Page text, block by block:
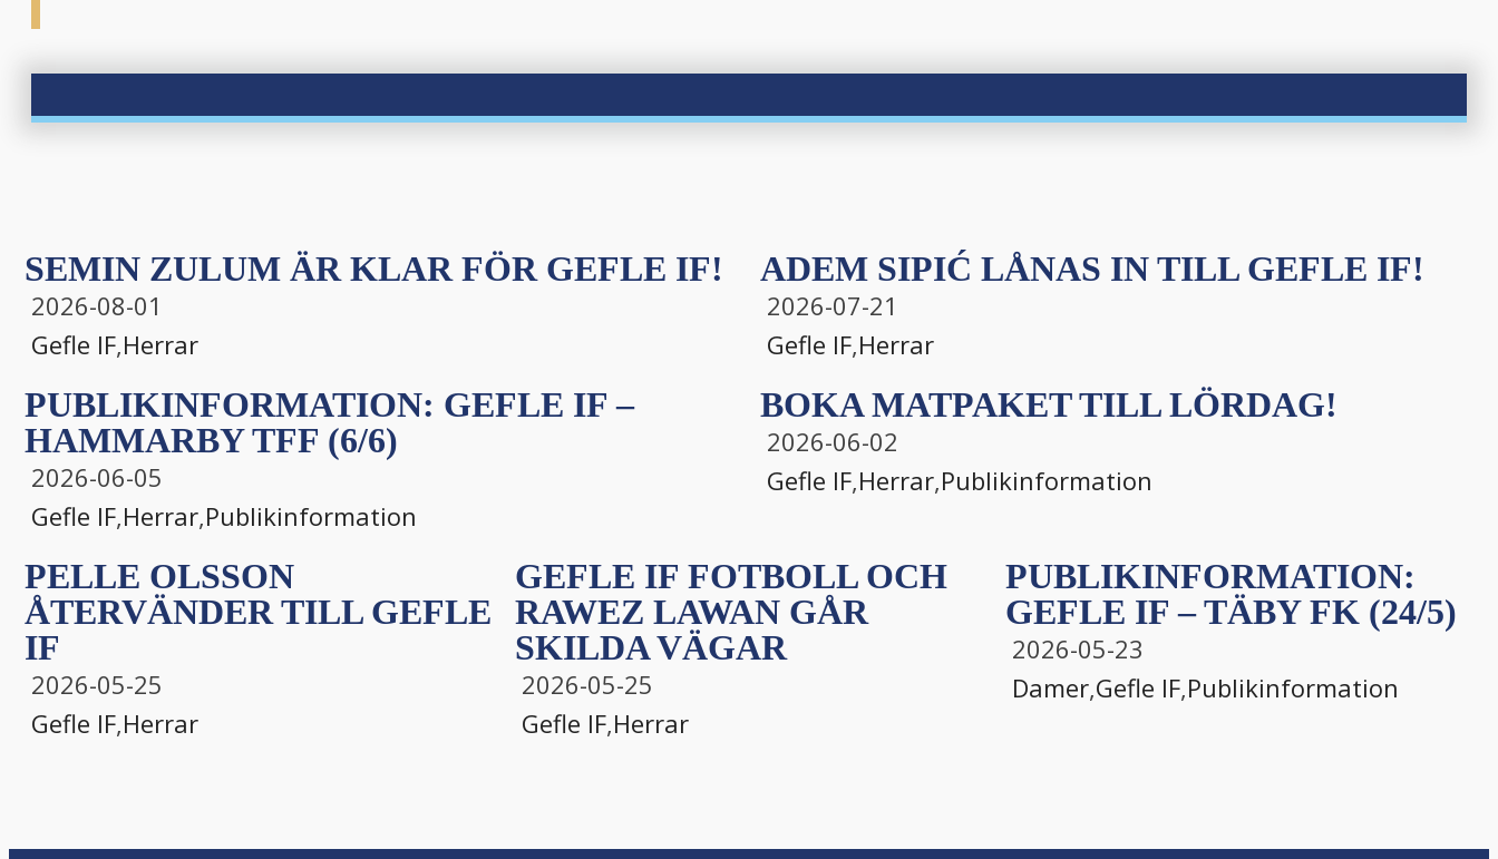
SEMIN ZULUM ÄR KLAR FÖR GEFLE IF!
2026-08-01
Gefle IF,Herrar
ADEM SIPIĆ LÅNAS IN TILL GEFLE IF!
2026-07-21
Gefle IF,Herrar
PUBLIKINFORMATION: GEFLE IF –
HAMMARBY TFF (6/6)
2026-06-05
Gefle IF,Herrar,Publikinformation
BOKA MATPAKET TILL LÖRDAG!
2026-06-02
Gefle IF,Herrar,Publikinformation
PELLE OLSSON
ÅTERVÄNDER TILL GEFLE
IF
2026-05-25
Gefle IF,Herrar
GEFLE IF FOTBOLL OCH
RAWEZ LAWAN GÅR
SKILDA VÄGAR
2026-05-25
Gefle IF,Herrar
PUBLIKINFORMATION:
GEFLE IF – TÄBY FK (24/5)
2026-05-23
Damer,Gefle IF,Publikinformation